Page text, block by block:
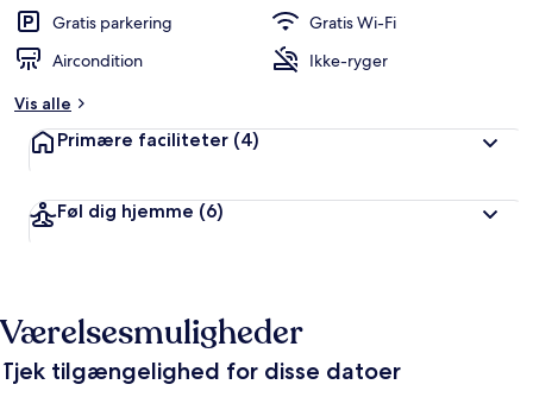
Gratis parkering
Gratis Wi-Fi
Aircondition
Ikke-ryger
Vis alle
Primære faciliteter (4)
Føl dig hjemme (6)
Værelsesmuligheder
Tjek tilgængelighed for disse datoer